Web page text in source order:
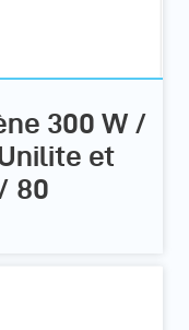
300 W /
et
80